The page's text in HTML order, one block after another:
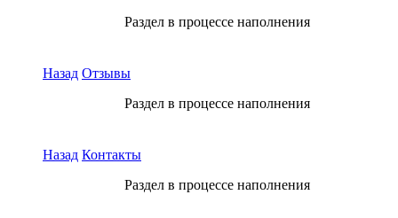
Раздел в процессе наполнения
Назад Отзывы
Раздел в процессе наполнения
Назад Контакты
Раздел в процессе наполнения